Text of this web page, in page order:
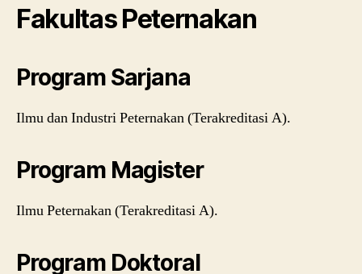
Fakultas Peternakan
Program Sarjana
Ilmu dan Industri Peternakan (Terakreditasi A).
Program Magister
Ilmu Peternakan (Terakreditasi A).
Program Doktoral